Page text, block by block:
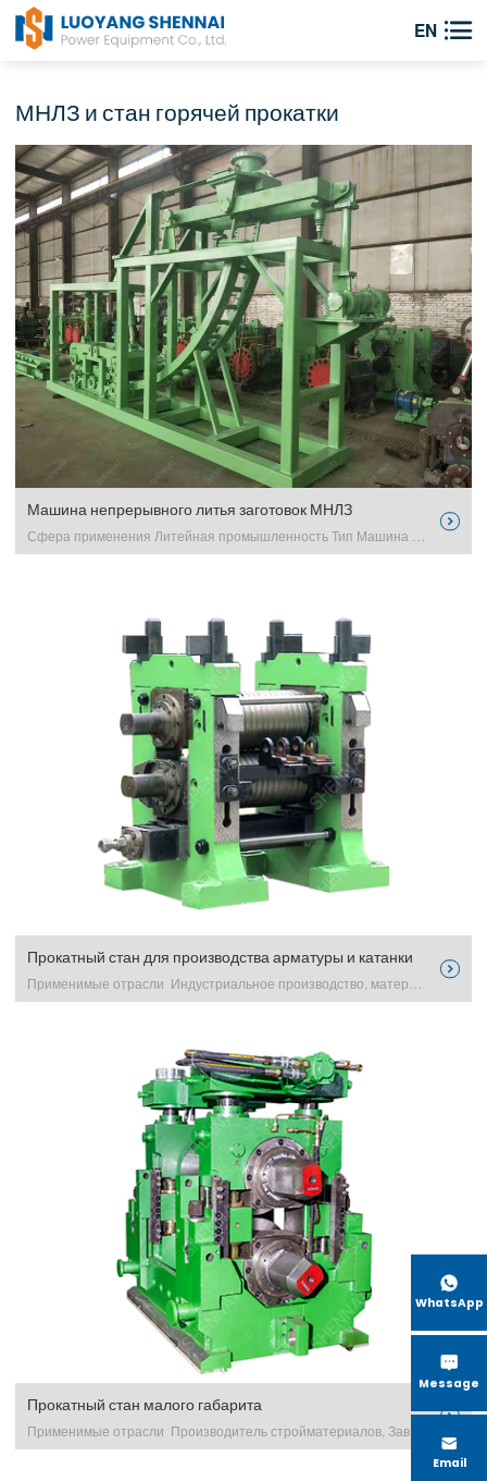
EN 

WhatsApp

Message

Email
МНЛЗ и стан горячей прокатки
Машина непрерывного литья заготовок МНЛЗ

Прокатный стан для производства арматуры и катанки

Прокатный стан малого габарита
